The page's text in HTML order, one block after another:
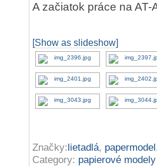
A začiatok práce na AT-
[Show as slideshow]
Značky:lietadlá, papermodel
Category: papierové modely